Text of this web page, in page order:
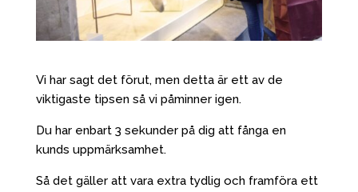
Vi har sagt det förut, men detta är ett av de
viktigaste tipsen så vi påminner igen.
Du har enbart 3 sekunder på dig att fånga en
kunds uppmärksamhet.
Så det gäller att vara extra tydlig och framföra ett